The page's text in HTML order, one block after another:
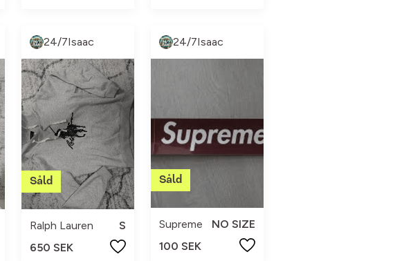
24/7Isaac
Ralph Lauren
S
650 SEK
24/7Isaac
Supreme
NO SIZE
100 SEK